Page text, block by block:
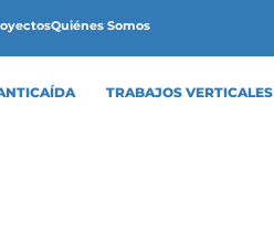
Quiénes Somos
TRABAJOS VERTICALES